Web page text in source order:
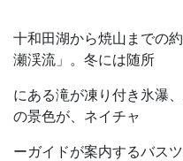
十和田湖から焼山までの
瀬渓流」。冬には随所
にある滝が凍り付き氷瀑
の景色が、ネイチャ
ーガイドが案内するバス